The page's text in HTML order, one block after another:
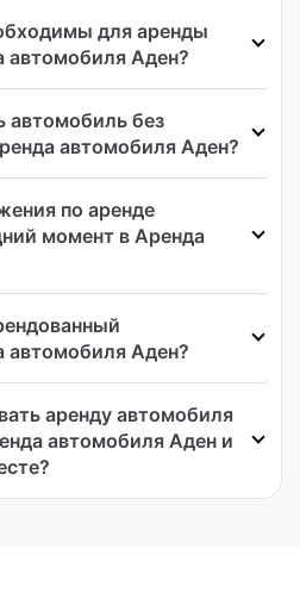
для аренды
автомобиля Аден?
автомобиль без
автомобиля Аден?
по аренде
момент в Аренда
автомобиля Аден?
аренду автомобиля
автомобиля Аден и